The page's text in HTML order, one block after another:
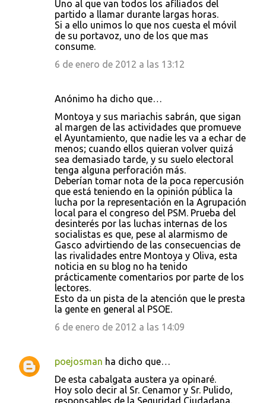
Uno al que van todos los afiliados del
partido a llamar durante largas horas.
Si a ello unimos lo que nos cuesta el móvil
de su portavoz, uno de los que mas
consume.
6 de enero de 2012 a las 13:12
Anónimo ha dicho que…
Montoya y sus mariachis sabrán, que sigan
al margen de las actividades que promueve
el Ayuntamiento, que nadie les va a echar de
menos; cuando ellos quieran volver quizá
sea demasiado tarde, y su suelo electoral
tenga alguna perforación más.
Deberían tomar nota de la poca repercusión
que está teniendo en la opinión pública la
lucha por la representación en la Agrupación
local para el congreso del PSM. Prueba del
desinterés por las luchas internas de los
socialistas es que, pese al alarmismo de
Gasco advirtiendo de las consecuencias de
las rivalidades entre Montoya y Oliva, esta
noticia en su blog no ha tenido
prácticamente comentarios por parte de los
lectores.
Esto da un pista de la atención que le presta
la gente en general al PSOE.
6 de enero de 2012 a las 14:09
poejosman ha dicho que…
De esta cabalgata austera ya opinaré.
Hoy solo decir al Sr. Cenamor y Sr. Pulido,
responsables de la Seguridad Ciudadana,